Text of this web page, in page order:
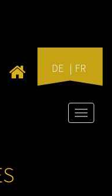
DE FR
Toggle